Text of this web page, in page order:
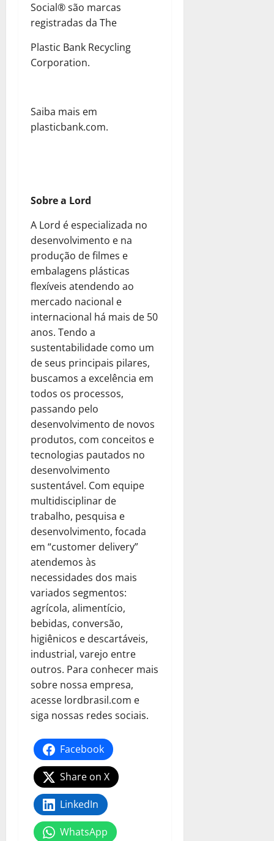
Social® são marcas
registradas da The
Plastic Bank Recycling
Corporation.
Saiba mais em
plasticbank.com.
Sobre a Lord
A Lord é especializada no
desenvolvimento e na
produção de filmes e
embalagens plásticas
flexíveis atendendo ao
mercado nacional e
internacional há mais de 50
anos. Tendo a
sustentabilidade como um
de seus principais pilares,
buscamos a excelência em
todos os processos,
passando pelo
desenvolvimento de novos
produtos, com conceitos e
tecnologias pautados no
desenvolvimento
sustentável. Com equipe
multidisciplinar de
trabalho, pesquisa e
desenvolvimento, focada
em “customer delivery”
atendemos às
necessidades dos mais
variados segmentos:
agrícola, alimentício,
bebidas, conversão,
higiênicos e descartáveis,
industrial, varejo entre
outros. Para conhecer mais
sobre nossa empresa,
acesse lordbrasil.com e
siga nossas redes sociais.
Facebook
Share on X
LinkedIn
WhatsApp